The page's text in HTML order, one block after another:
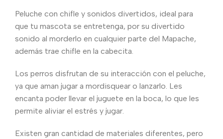
Peluche con chifle y sonidos divertidos, ideal para
que tu mascota se entretenga, por su divertido
sonido al morderlo en cualquier parte del Mapache,
además trae chifle en la cabecita.
Los perros disfrutan de su interacción con el peluche,
ya que aman jugar a mordisquear o lanzarlo. Les
encanta poder llevar el juguete en la boca, lo que les
permite aliviar el estrés y jugar.
Existen gran cantidad de materiales diferentes, pero